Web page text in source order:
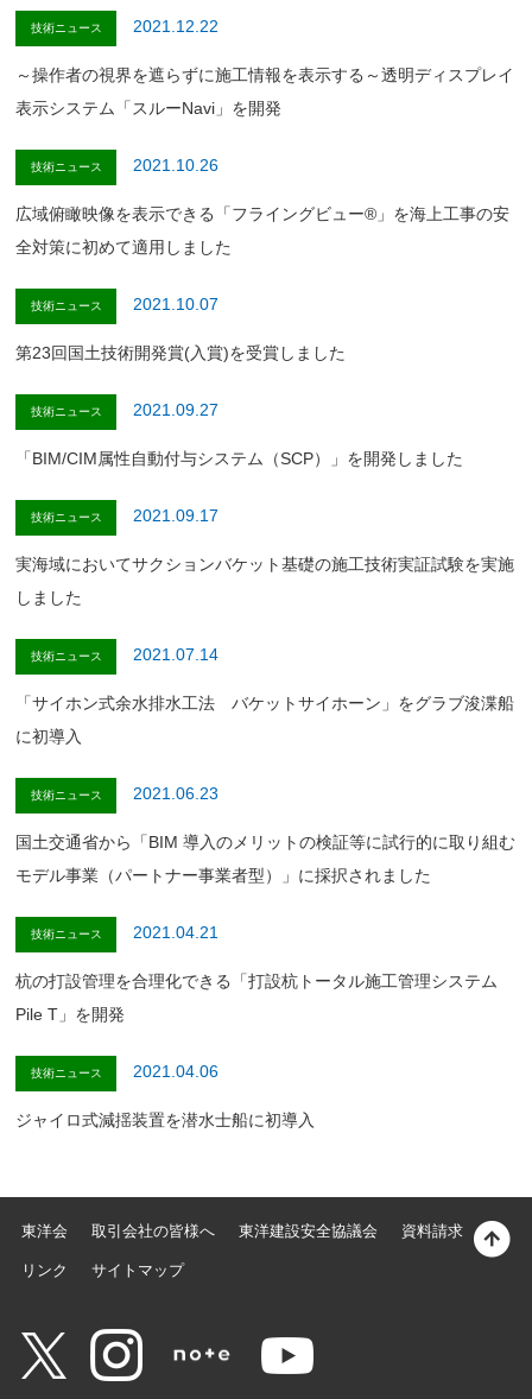
技術ニュース 2021.12.22
～操作者の視界を遮らずに施工情報を表示する～透明ディスプレイ
表示システム「スルーNavi」を開発
技術ニュース 2021.10.26
広域俯瞰映像を表示できる「フライングビュー®」を海上工事の安
全対策に初めて適用しました
技術ニュース 2021.10.07
第23回国土技術開発賞(入賞)を受賞しました
技術ニュース 2021.09.27
「BIM/CIM属性自動付与システム（SCP）」を開発しました
技術ニュース 2021.09.17
実海域においてサクションバケット基礎の施工技術実証試験を実施
しました
技術ニュース 2021.07.14
「サイホン式余水排水工法 バケットサイホーン」をグラブ浚渫船
に初導入
技術ニュース 2021.06.23
国⼟交通省から「BIM 導⼊のメリットの検証等に試⾏的に取り組む
モデル事業（パートナー事業者型）」に採択されました
技術ニュース 2021.04.21
杭の打設管理を合理化できる「打設杭トータル施工管理システム
Pile T」を開発
技術ニュース 2021.04.06
ジャイロ式減揺装置を潜水士船に初導入
東洋会 取引会社の皆様へ 東洋建設安全協議会 資料請求
リンク サイトマップ